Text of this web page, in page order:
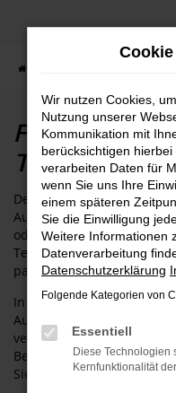
Zum
Ford
Top
Der Tourneo Custom von
Autofahrerinnen und
oder Freizeit – dieses
Technik, modernes
passt sich flexibel Ihren
In unserem Ford
Auswahl an aktuellen
verschiedenen
Berater stehen Ihnen
Sie dabei, das ideale
Wir nutzen Cookies,
Nutzung unserer
Kommunikation mit
berücksichtigen
verarbeiten Daten für
wenn Sie uns Ihre
einem späteren
Sie die Einwilligung
Weitere Informationen
Datenverarbeitung
Datenschutzerklärung
Folgende Kategorien von
Essentiell
Diese Technologien
Kernfunktionalität